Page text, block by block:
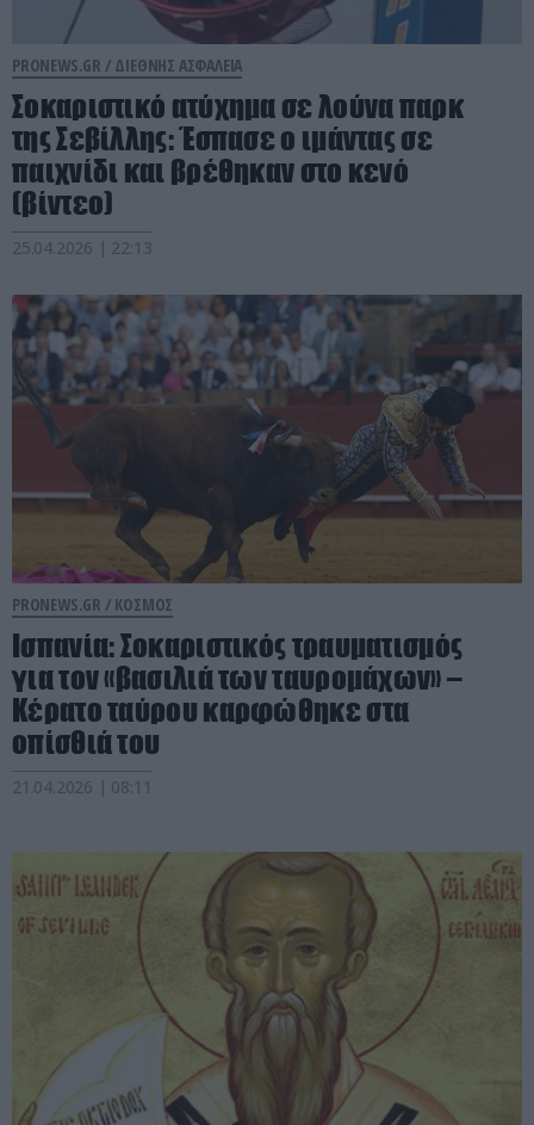
PRONEWS.GR / ΔΙΕΘΝΗΣ ΑΣΦΑΛΕΙΑ
Σοκαριστικό ατύχημα σε λούνα παρκ
της Σεβίλλης: Έσπασε ο ιμάντας σε
παιχνίδι και βρέθηκαν στο κενό
(βίντεο)
25.04.2026 | 22:13
PRONEWS.GR / ΚΟΣΜΟΣ
Ισπανία: Σοκαριστικός τραυματισμός
για τον «βασιλιά των ταυρομάχων» –
Κέρατο ταύρου καρφώθηκε στα
οπίσθιά του
21.04.2026 | 08:11